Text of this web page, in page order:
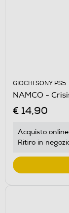
GIOCHI SONY PS5
NAMCO -
€ 14,90
Acquisto
Ritiro in